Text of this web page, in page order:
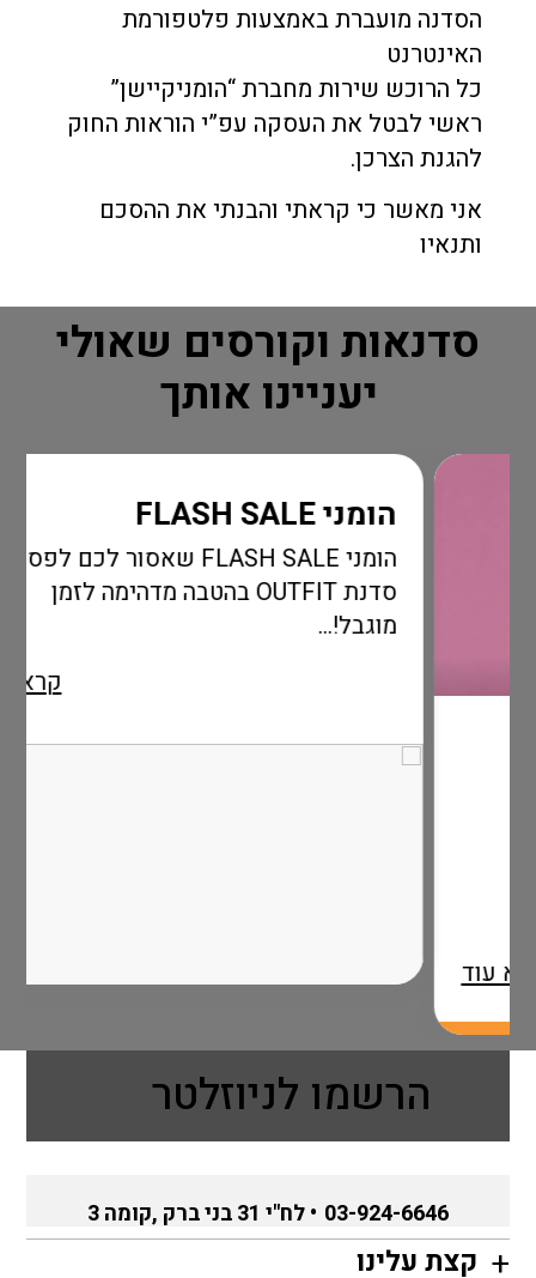
הסדנה מועברת באמצעות פלטפורמת
האינטרנט
כל הרוכש שירות מחברת “הומניקיישן”
ראשי לבטל את העסקה עפ”י הוראות החוק
להגנת הצרכן.
אני מאשר כי קראתי והבנתי את ההסכם
ותנאיו
סדנאות וקורסים שאולי
יעניינו אותך
הומני FLASH SALE
הומני FLASH SALE שאסור לכם לפספס!
סדנת OUTFIT בהטבה מדהימה לזמן
מוגבל!...
קרא עוד
הרשמו לניוזלטר
03-924-6646 • לח"י 31 בני ברק ,קומה 3
קצת עלינו